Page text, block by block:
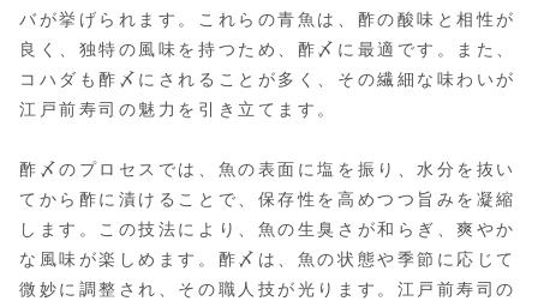
バが挙げられます。これらの青魚は、酢の酸味と相性が
良く、独特の風味を持つため、酢〆に最適です。また、
コハダも酢〆にされることが多く、その繊細な味わいが
江戸前寿司の魅力を引き立てます。
酢〆のプロセスでは、魚の表面に塩を振り、水分を抜い
てから酢に漬けることで、保存性を高めつつ旨みを凝縮
します。この技法により、魚の生臭さが和らぎ、爽やか
な風味が楽しめます。酢〆は、魚の状態や季節に応じて
微妙に調整され、その職人技が光ります。江戸前寿司の